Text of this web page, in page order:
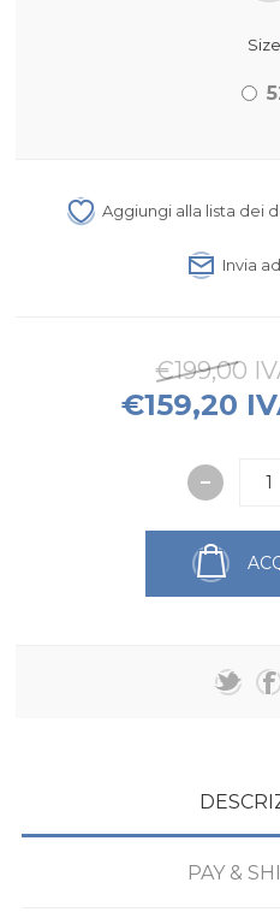
Size
Aggiungi alla lista dei
Invia
€199,00
€159,20
PAY &